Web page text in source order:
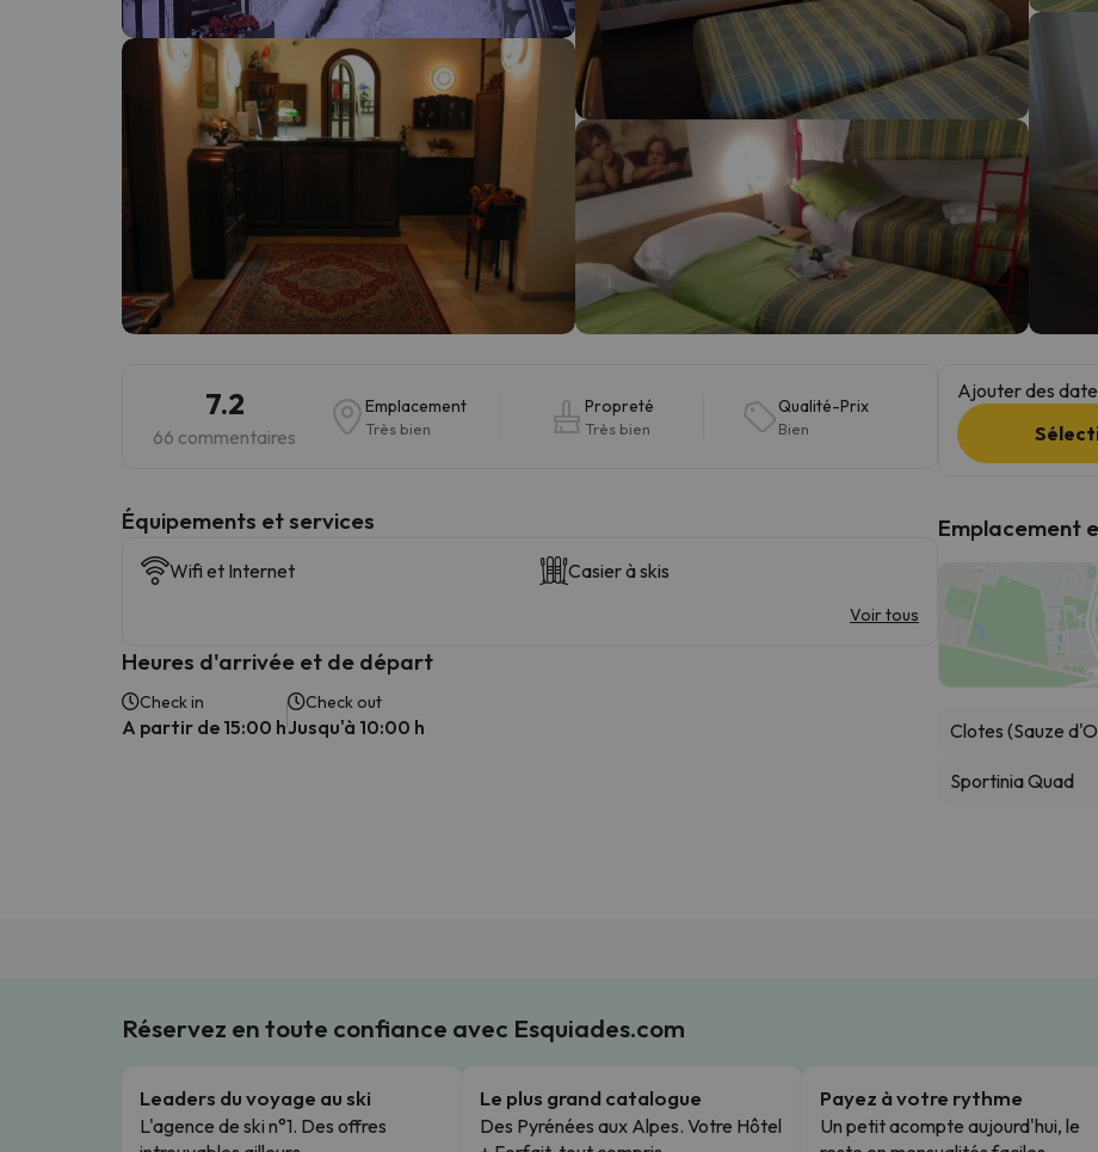
Il semble que notre chercheur se soit égaré. Dès qu'il aura retrouvé sa boussole, il reviendra.
7.2
66 commentaires
Emplacement
Très bien
Propreté
Très bien
Qualité-Prix
Bien
​Équipements et services
Wifi et Internet Casier à skis
Voir tous
Heures d'arrivée et de départ
Check in
A partir de 15:00 h
Check out
Jusqu'à 10:00 h
Ajouter des
Emplacement
Clotes (Sauze
Sportinia Quad
Réservez en toute confiance avec Esquiades.com
Leaders du voyage au ski
L'agence de ski n°1. Des offres
Le plus grand catalogue
Des Pyrénées aux Alpes. Votre Hôtel
Payez à votre rythme
Un petit acompte aujourd'hui, le